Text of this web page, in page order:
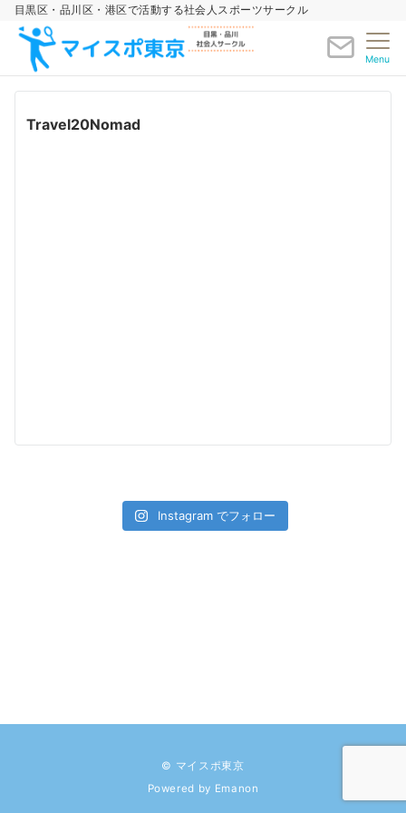
目黒区・品川区・港区で活動する社会人スポーツサークル
Menu
Travel20Nomad
Instagram でフォロー
© マイスポ東京
Powered by Emanon